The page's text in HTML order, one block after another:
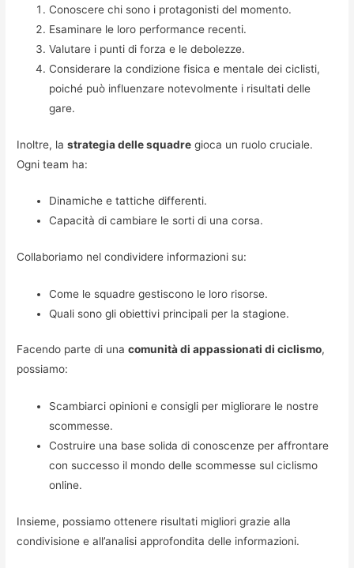
Conoscere chi sono i protagonisti del momento.
Esaminare le loro performance recenti.
Valutare i punti di forza e le debolezze.
Considerare la condizione fisica e mentale dei ciclisti,
poiché può influenzare notevolmente i risultati delle
gare.
Inoltre, lastrategia delle squadre gioca un ruolo cruciale.
Ogni team ha:
Dinamiche e tattiche differenti.
Capacità di cambiare le sorti di una corsa.
Collaboriamo nel condividere informazioni su:
Come le squadre gestiscono le loro risorse.
Quali sono gli obiettivi principali per la stagione.
Facendo parte di unacomunità di appassionati di ciclismo,
possiamo:
Scambiarci opinioni e consigli per migliorare le nostre
scommesse.
Costruire una base solida di conoscenze per affrontare
con successo il mondo delle scommesse sul ciclismo
online.
Insieme, possiamo ottenere risultati migliori grazie alla
condivisione e all’analisi approfondita delle informazioni.